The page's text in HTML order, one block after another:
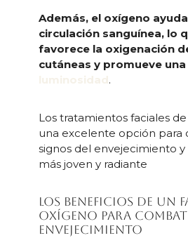
Además, el oxígeno
circulación sanguínea, lo
favorece la oxigenación
cutáneas y promueve una
.
Los tratamientos faciales
una excelente opción para
signos del envejecimiento
más joven y radiante
Los beneficios de un
oxígeno para
envejecimiento